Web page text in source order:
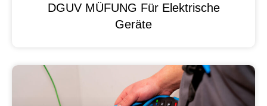
DGUV MÜFUNG Für Elektrische
Geräte